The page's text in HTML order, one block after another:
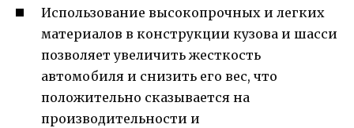
Использование высокопрочных и легких
материалов в конструкции кузова и шасси
позволяет увеличить жесткость
автомобиля и снизить его вес, что
положительно сказывается на
производительности и